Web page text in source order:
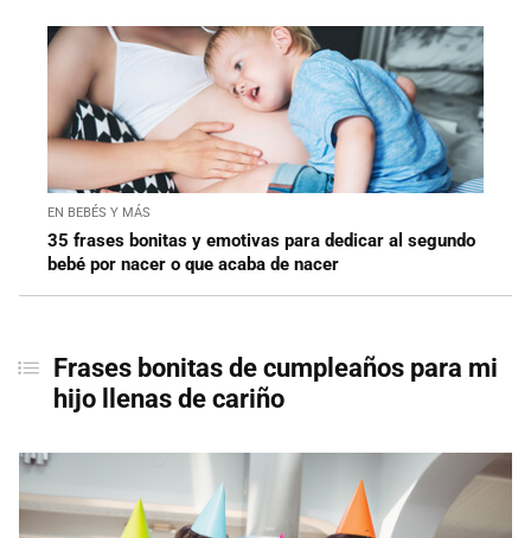
EN BEBÉS Y MÁS
35 frases bonitas y emotivas para dedicar al segundo
bebé por nacer o que acaba de nacer
Frases bonitas de cumpleaños para mi
hijo llenas de cariño